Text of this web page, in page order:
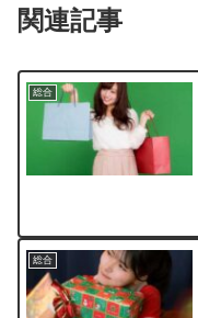
関連記事
総合
総合